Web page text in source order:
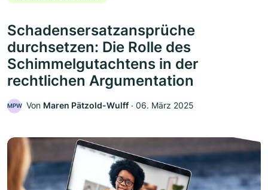
Schadensersatzansprüche
durchsetzen: Die Rolle des
Schimmelgutachtens in der
rechtlichen Argumentation
MPW Von Maren Pätzold-Wulff ‧ 06. März 2025